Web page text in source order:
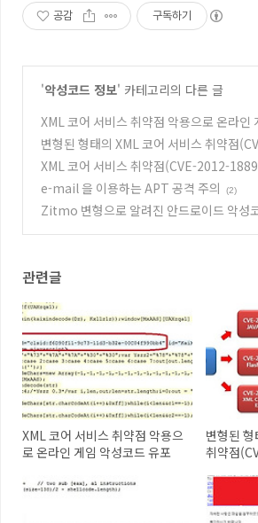
공감 구독하기
'악성코드 정보' 카테고리의 다른 글
XML 코어 서비스 취약점 악용으로 온라인
악성코드 유포
(0)
변형된 형태의 XML 코어 서비스 취약점
12-1889) 악용 (0)
XML 코어 서비스 취약점(CVE-2012-
용 증가 (0)
e-mail 을 이용하는 APT 공격 주의 (2)
Zitmo 변형으로 알려진 안드로이드 악성
관련글
XML 코어 서비스 취약점 악용으
로 온라인 게임 악성코드 유포
변형된
취약점